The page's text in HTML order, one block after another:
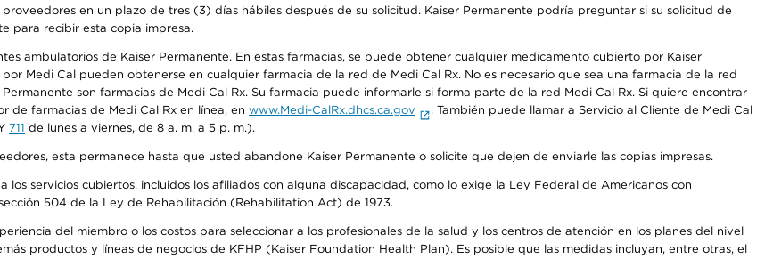
en un plazo de tres (3) días hábiles después de su solicitud. Kaiser Permanente podría preguntar si su solicitud de
para recibir esta copia impresa.
ambulatorios de Kaiser Permanente. En estas farmacias, se puede obtener cualquier medicamento cubierto por Kaiser
Medi Cal pueden obtenerse en cualquier farmacia de la red de Medi Cal Rx. No es necesario que sea una farmacia de la red
son farmacias de Medi Cal Rx. Su farmacia puede informarle si forma parte de la red Medi Cal Rx. Si quiere encontrar
de farmacias de Medi Cal Rx en línea, en www.Medi-CalRx.dhcs.ca.gov
. También puede llamar a Servicio al Cliente de Medi Cal
711 de lunes a viernes, de 8 a. m. a 5 p. m.).
esta permanece hasta que usted abandone Kaiser Permanente o solicite que dejen de enviarle las copias impresas.
servicios cubiertos, incluidos los afiliados con alguna discapacidad, como lo exige la Ley Federal de Americanos con
504 de la Ley de Rehabilitación (Rehabilitation Act) de 1973.
del miembro o los costos para seleccionar a los profesionales de la salud y los centros de atención en los planes del nivel
productos y líneas de negocios de KFHP (Kaiser Foundation Health Plan). Es posible que las medidas incluyan, entre otras, el